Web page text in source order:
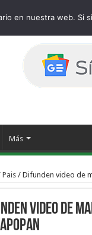
Más
Pais / Difunden video de
video de
en nuestra web.